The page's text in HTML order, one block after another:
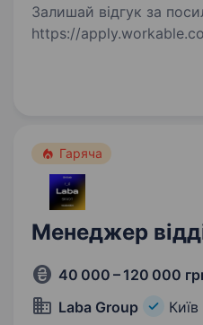
Залишай відгук за
https://
Гаряча
Менеджер
40 000 – 120 000
Laba Group Київ